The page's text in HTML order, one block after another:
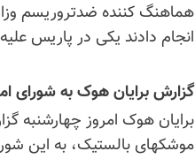
انجام دادند یکی در پاریس
گزارش برایان هوک به شورای
برایان هوک امروز چهارشنبه
موشکهای بالستیک، به این